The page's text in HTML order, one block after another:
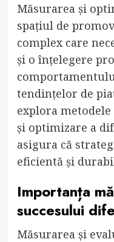
Măsurarea și
spațiul de
complex care
și o înțelegere
tendințelor de
explora
și optimizare a
asigura că
eficientă și
Importanța
succesului
Măsurarea și